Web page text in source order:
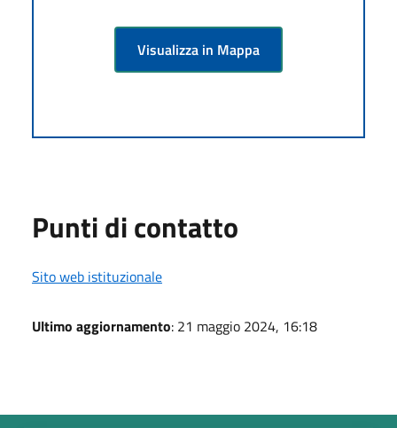
Visualizza in Mappa
Punti di contatto
Sito web istituzionale
Ultimo aggiornamento: 21 maggio 2024, 16:18